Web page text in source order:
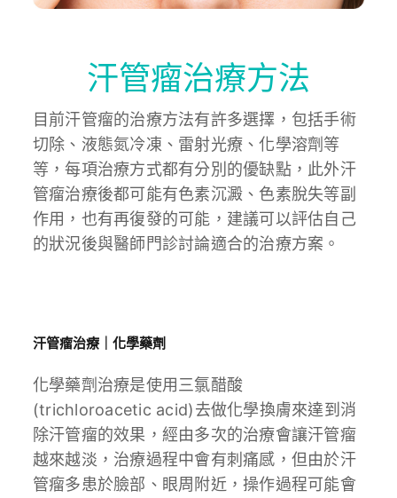
汗管瘤治療方法
目前汗管瘤的治療方法有許多選擇，包括手術
切除、液態氮冷凍、雷射光療、化學溶劑等
等，每項治療方式都有分別的優缺點，此外汗
管瘤治療後都可能有色素沉澱、色素脫失等副
作用，也有再復發的可能，建議可以評估自己
的狀況後與醫師門診討論適合的治療方案。
汗管瘤治療｜化學藥劑
化學藥劑治療是使用三氯醋酸
(trichloroacetic acid)去做化學換膚來達到消
除汗管瘤的效果，經由多次的治療會讓汗管瘤
越來越淡，治療過程中會有刺痛感，但由於汗
管瘤多患於臉部、眼周附近，操作過程可能會